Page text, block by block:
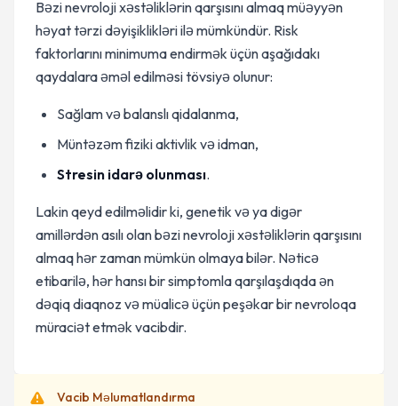
Bəzi nevroloji xəstəliklərin qarşısını almaq müəyyən
həyat tərzi dəyişiklikləri ilə mümkündür. Risk
faktorlarını minimuma endirmək üçün aşağıdakı
qaydalara əməl edilməsi tövsiyə olunur:
Sağlam və balanslı qidalanma,
Müntəzəm fiziki aktivlik və idman,
Stresin idarə olunması.
Lakin qeyd edilməlidir ki, genetik və ya digər
amillərdən asılı olan bəzi nevroloji xəstəliklərin qarşısını
almaq hər zaman mümkün olmaya bilər. Nəticə
etibarilə, hər hansı bir simptomla qarşılaşdıqda ən
dəqiq diaqnoz və müalicə üçün peşəkar bir nevroloqa
müraciət etmək vacibdir.
Vacib Məlumatlandırma